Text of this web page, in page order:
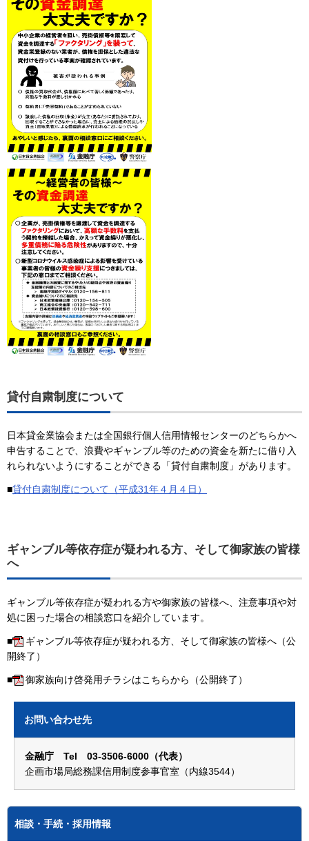
貸付自粛制度について
日本貸金業協会または全国銀行個人信用情報センターのどちらかへ
申告することで、浪費やギャンブル等のための資金を新たに借り入
れられないようにすることができる「貸付自粛制度」があります。
■貸付自粛制度について（平成31年４月４日）
ギャンブル等依存症が疑われる方、そして御家族の皆様
へ
ギャンブル等依存症が疑われる方や御家族の皆様へ、注意事項や対
処に困った場合の相談窓口を紹介しています。
■
ギャンブル等依存症が疑われる方、そして御家族の皆様へ（公
開終了）
■ 御家族向け啓発用チラシはこちらから（公開終了）
お問い合わせ先
金融庁 Tel 03-3506-6000（代表）
企画市場局総務課信用制度参事官室（内線3544）
相談・手続・採用情報